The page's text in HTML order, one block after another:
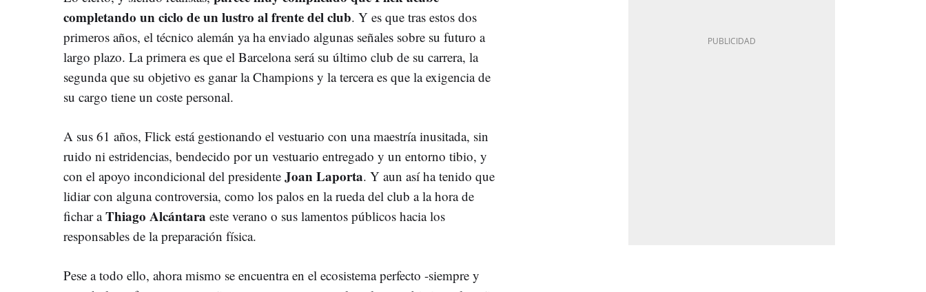
completando un ciclo de un lustro al frente del club. Y es que tras estos dos
primeros años, el técnico alemán ya ha enviado algunas señales sobre su futuro a
largo plazo. La primera es que el Barcelona será su último club de su carrera, la
segunda que su objetivo es ganar la Champions y la tercera es que la exigencia de
su cargo tiene un coste personal.
A sus 61 años, Flick está gestionando el vestuario con una maestría inusitada, sin
ruido ni estridencias, bendecido por un vestuario entregado y un entorno tibio, y
con el apoyo incondicional del presidente Joan Laporta. Y aun así ha tenido que
lidiar con alguna controversia, como los palos en la rueda del club a la hora de
fichar aThiago Alcántara este verano o sus lamentos públicos hacia los
responsables de la preparación física.
Pese a todo ello, ahora mismo se encuentra en el ecosistema perfecto -siempre y